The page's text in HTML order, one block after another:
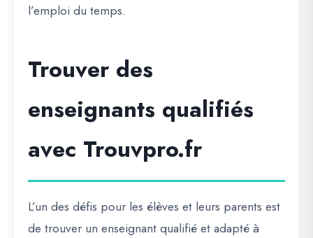
l’emploi du temps.
Trouver des
enseignants qualifiés
avec Trouvpro.fr
L’un des défis pour les élèves et leurs parents est
de trouver un enseignant qualifié et adaptéà